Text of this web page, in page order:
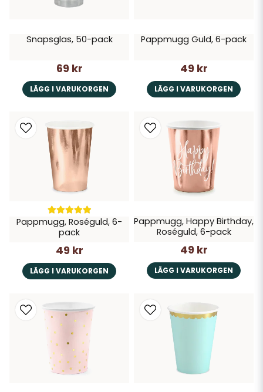
Snapsglas, 50-pack
69 kr
LÄGG I VARUKORGEN
Pappmugg Guld, 6-pack
49 kr
LÄGG I VARUKORGEN
Pappmugg, Roséguld, 6-
pack
49 kr
LÄGG I VARUKORGEN
Pappmugg, Happy Birthday,
Roséguld, 6-pack
49 kr
LÄGG I VARUKORGEN